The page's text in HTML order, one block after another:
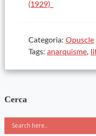
(1929)_
Categoria: Opuscle
Tags: anarquisme,
Cerca